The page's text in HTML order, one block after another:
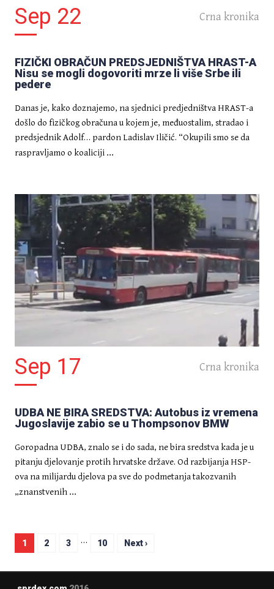
Sep 22 Crna kronika
FIZIČKI OBRAČUN PREDSJEDNIŠTVA HRAST-A
Nisu se mogli dogovoriti mrze li više Srbe ili
pedere
Danas je, kako doznajemo, na sjednici predjedništva HRAST-a
došlo do fizičkog obračuna u kojem je, međuostalim, stradao i
predsjednik Adolf… pardon Ladislav Iličić. “Okupili smo se da
raspravljamo o koaliciji ...
Sep 17 Crna kronika
UDBA NE BIRA SREDSTVA: Autobus iz vremena
Jugoslavije zabio se u Thompsonov BMW
Goropadna UDBA, znalo se i do sada, ne bira sredstva kada je u
pitanju djelovanje protih hrvatske države. Od razbijanja HSP-
ova na milijardu djelova pa sve do podmetanja takozvanih
„znanstvenih ...
1 2 3 … 10 Next ›